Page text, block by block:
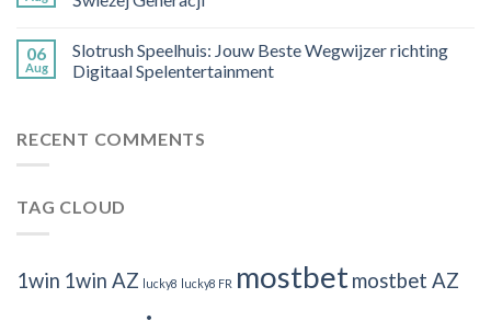
06
Aug
Slotrush Speelhuis: Jouw Beste Wegwijzer richting
Digitaal Spelentertainment
RECENT COMMENTS
TAG CLOUD
1win 1win AZ lucky8 lucky8 FR mostbetmostbet AZ